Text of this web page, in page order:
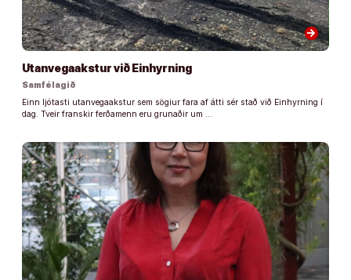
arrow_forward
Utanvegaakstur við Einhyrning
Samfélagið
Einn ljótasti utanvegaakstur sem sögiur fara af átti sér stað við Einhyrning í
dag. Tveir franskir ferðamenn eru grunaðir um …